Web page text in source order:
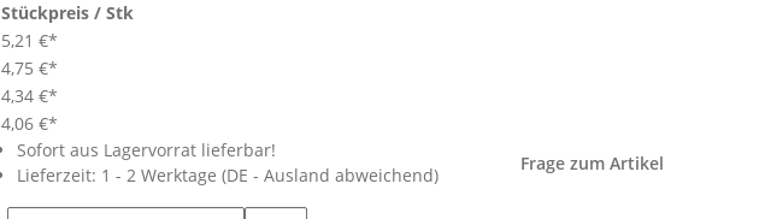
Stückpreis / Stk
5,21 €*
4,75 €*
4,34 €*
4,06 €*
Sofort aus Lagervorrat lieferbar!
Lieferzeit: 1 - 2 Werktage (DE - Ausland abweichend)
Frage zum Artikel